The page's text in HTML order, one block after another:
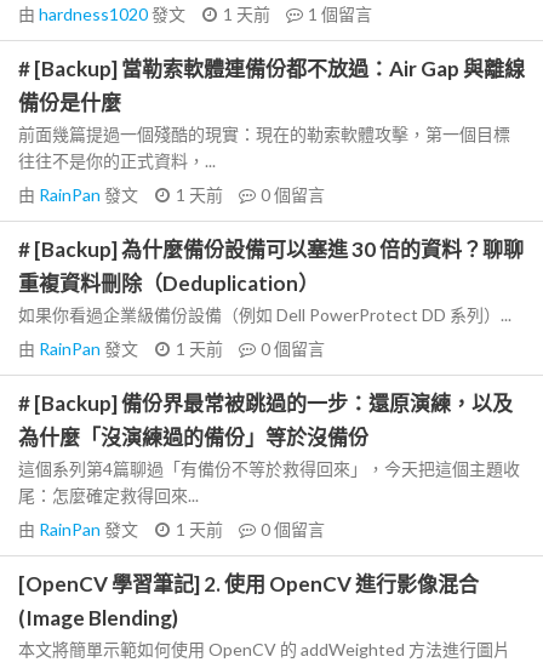
由 hardness1020發文 1 天前 1 個留言
# [Backup] 當勒索軟體連備份都不放過：Air Gap 與離線
備份是什麼
前面幾篇提過一個殘酷的現實：現在的勒索軟體攻擊，第一個目標
往往不是你的正式資料，...
由 RainPan 發文 1 天前 0個留言
# [Backup] 為什麼備份設備可以塞進 30 倍的資料？聊聊
重複資料刪除（Deduplication）
如果你看過企業級備份設備（例如 Dell PowerProtect DD 系列）...
由 RainPan 發文 1 天前 0個留言
# [Backup] 備份界最常被跳過的一步：還原演練，以及
為什麼「沒演練過的備份」等於沒備份
這個系列第4篇聊過「有備份不等於救得回來」，今天把這個主題收
尾：怎麼確定救得回來...
由 RainPan 發文 1 天前 0個留言
[OpenCV 學習筆記] 2. 使用 OpenCV 進行影像混合
(Image Blending)
本文將簡單示範如何使用 OpenCV 的 addWeighted 方法進行圖片